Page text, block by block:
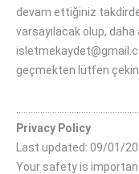
devam ettiğiniz
varsayılacak olup, daha
geçmekten lütfen
Privacy Policy
Last updated: 09/01/
Your safety is